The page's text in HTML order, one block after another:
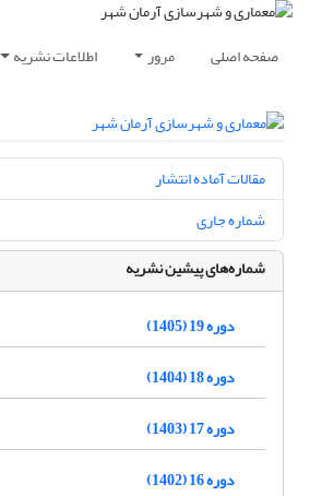
صفحه اصلی مرور اطلاعات نشریه
مقالات آماده انتشار
شماره جاری
شماره‌های پیشین نشریه
دوره 19 (1405)
دوره 18 (1404)
دوره 17 (1403)
دوره 16 (1402)